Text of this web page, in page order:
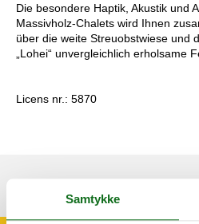
Die besondere Haptik, Akustik und
Massivholz-Chalets wird Ihnen
über die weite Streuobstwiese und
„Lohei“ unvergleichlich erholsame
Licens nr.: 5870
Se nabo emner Se
Samtykke